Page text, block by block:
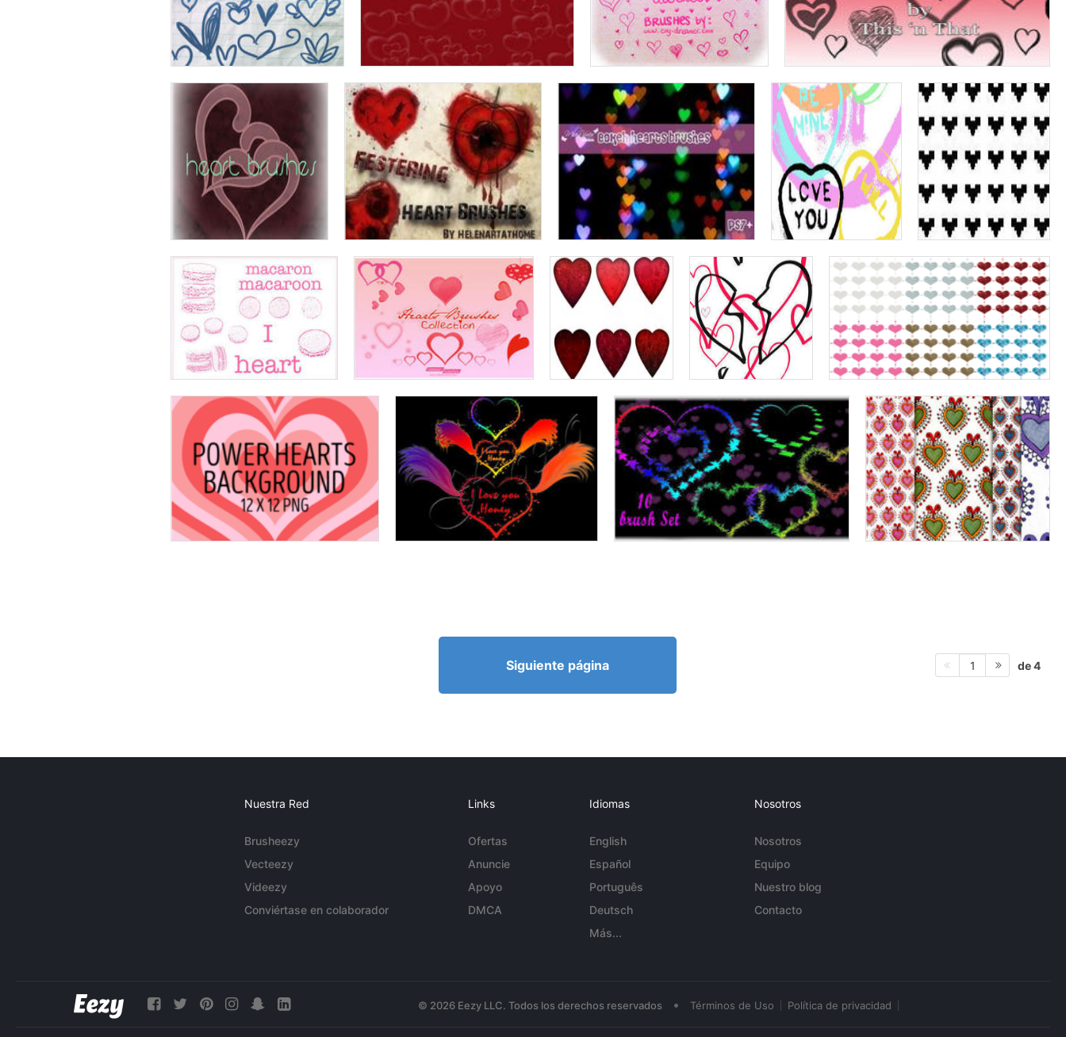
Siguiente página 1 de 4
Nuestra Red
Brusheezy
Vecteezy
Videezy
Conviértase en colaborador
Links
Ofertas
Anuncie
Apoyo
DMCA
Idiomas
English
Español
Português
Deutsch
Más...
Nosotros
Nosotros
Equipo
Nuestro blog
Contacto
© 2026 Eezy LLC. Todos los derechos reservados • Términos de Uso Política de privacidad